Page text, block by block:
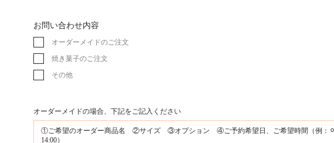
お問い合わせ内容
オーダーメイドのご注文
焼き菓子のご注文
その他
オーダーメイドの場合、下記をご記入ください